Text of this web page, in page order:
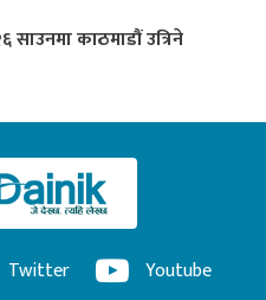
साउनमा काठमाडौं उत्रिने
Twitter Youtube